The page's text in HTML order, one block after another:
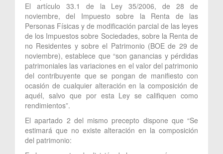
El artículo 33.1 de la Ley 35/2006, de 28 de
noviembre, del Impuesto sobre la Renta de las
Personas Físicas y de modificación parcial de las leyes
de los Impuestos sobre Sociedades, sobre la Renta de
no Residentes y sobre el Patrimonio (BOE de 29 de
noviembre), establece que “son ganancias y pérdidas
patrimoniales las variaciones en el valor del patrimonio
del contribuyente que se pongan de manifiesto con
ocasión de cualquier alteración en la composición de
aquél, salvo que por esta Ley se califiquen como
rendimientos”.
El apartado 2 del mismo precepto dispone que “Se
estimará que no existe alteración en la composición
del patrimonio: